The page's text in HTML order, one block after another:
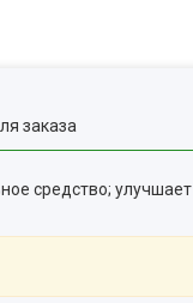
заказа
средство; улучшает